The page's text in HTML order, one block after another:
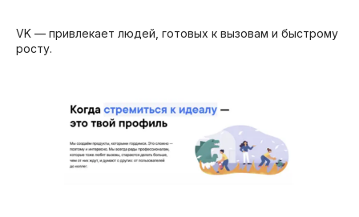
VK — привлекает людей, готовых к вызовам и быстрому
росту.